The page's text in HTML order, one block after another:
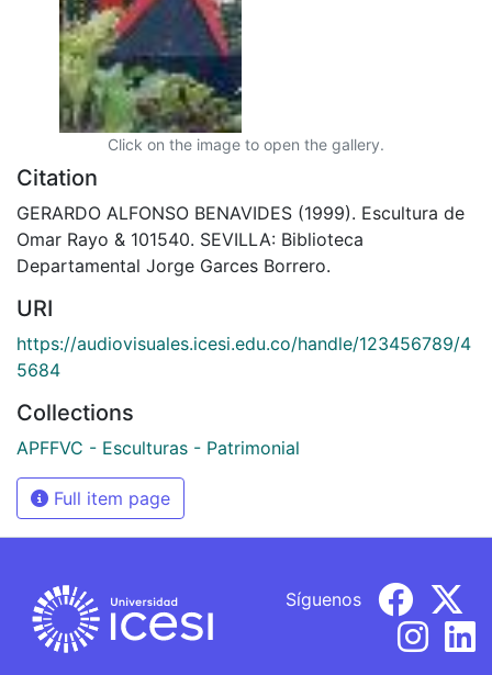
Click on the image to open the gallery.
Citation
GERARDO ALFONSO BENAVIDES (1999). Escultura de
Omar Rayo & 101540. SEVILLA: Biblioteca
Departamental Jorge Garces Borrero.
URI
https://audiovisuales.icesi.edu.co/handle/123456789/4
5684
Collections
APFFVC - Esculturas - Patrimonial
Full item page
Síguenos